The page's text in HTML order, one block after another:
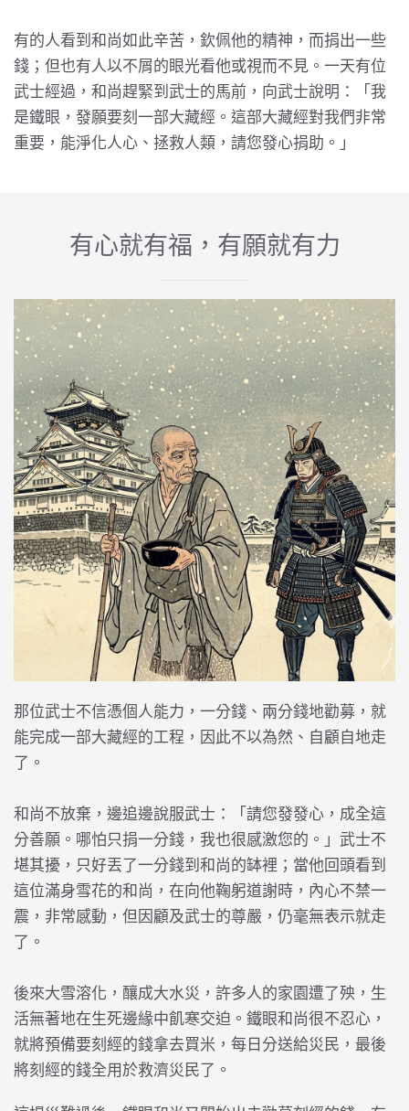
有的人看到和尚如此辛苦，欽佩他的精神，而捐出一些
錢；但也有人以不屑的眼光看他或視而不見。一天有位
武士經過，和尚趕緊到武士的馬前，向武士說明：「我
是鐵眼，發願要刻一部大藏經。這部大藏經對我們非常
重要，能淨化人心、拯救人類，請您發心捐助。」
有心就有福，有願就有力
那位武士不信憑個人能力，一分錢、兩分錢地勸募，就
能完成一部大藏經的工程，因此不以為然、自顧自地走
了。
和尚不放棄，邊追邊說服武士：「請您發發心，成全這
分善願。哪怕只捐一分錢，我也很感激您的。」武士不
堪其擾，只好丟了一分錢到和尚的缽裡；當他回頭看到
這位滿身雪花的和尚，在向他鞠躬道謝時，內心不禁一
震，非常感動，但因顧及武士的尊嚴，仍毫無表示就走
了。
後來大雪溶化，釀成大水災，許多人的家園遭了殃，生
活無著地在生死邊緣中飢寒交迫。鐵眼和尚很不忍心，
就將預備要刻經的錢拿去買米，每日分送給災民，最後
將刻經的錢全用於救濟災民了。